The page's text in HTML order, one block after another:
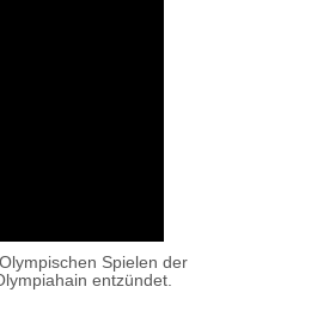
Spielen der
entzündet.